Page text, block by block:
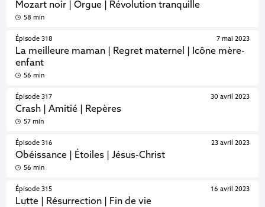
Mozart noir | Orgue | Révolution tranquille
58 min
Épisode 318
La meilleure maman | Regret maternel | Icône mère-
enfant
7 mai 2023
56 min
Épisode 317
Crash | Amitié | Repères
30 avril 2023
57 min
Épisode 316
Obéissance | Étoiles | Jésus-Christ
23 avril 2023
56 min
Épisode 315
Lutte | Résurrection | Fin de vie
16 avril 2023